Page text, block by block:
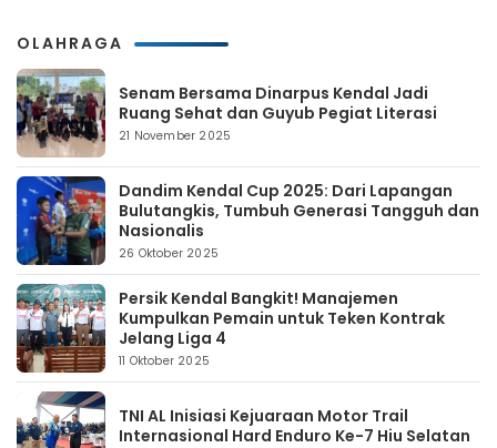
OLAHRAGA
Senam Bersama Dinarpus Kendal Jadi
Ruang Sehat dan Guyub Pegiat Literasi
21 November 2025
Dandim Kendal Cup 2025: Dari Lapangan
Bulutangkis, Tumbuh Generasi Tangguh dan
Nasionalis
26 Oktober 2025
Persik Kendal Bangkit! Manajemen
Kumpulkan Pemain untuk Teken Kontrak
Jelang Liga 4
11 Oktober 2025
TNI AL Inisiasi Kejuaraan Motor Trail
Internasional Hard Enduro Ke-7 Hiu Selatan